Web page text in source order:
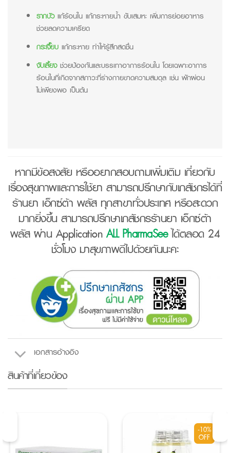
รากบัวแก้ร้อนใน แก้กระหายน้ำ ขับเสมหะ เพิ่มการย่อยอาหาร
ช่วยลดความเครียด
กระเจี๊ยบ แก้กระหาย ทำให้รู้สึกสดชื่น
จับเลี้ยงช่วยป้องกันและบรรเทาอาการร้อนใน โดยเฉพาะอาการ
ร้อนในที่เกิดจากสภาวะที่ร่างกายขาดความสมดุล เช่น พักผ่อน
ไม่เพียงพอ เป็นต้น
หากมีข้อสงสัย หรืออยากสอบถามเพิ่มเติม เกี่ยวกับ
เรื่องสุขภาพและการใช้ยา สามารถปรึกษากับเภสัชกรได้ที่
ร้านยา เอ็กซ์ต้า พลัส ทุกสาขาทั่วประเทศ หรือสะดวก
มากยิ่งขึ้น สามารถปรึกษาเภสัชกรร้านยา เอ็กซ์ต้า
พลัส ผ่าน ApplicationALL PharmaSeeได้ตลอด 24
ชั่วโมง มาสุขภาพดีไปด้วยกันนะคะ
เอกสารอ้างอิง
สินค้าที่เกี่ยวข้อง
-10%
OFF